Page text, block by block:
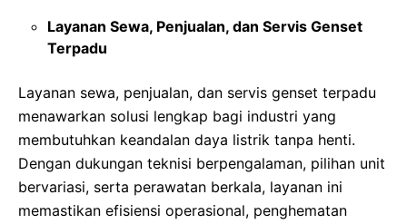
Layanan Sewa, Penjualan, dan Servis Genset
Terpadu
Layanan sewa, penjualan, dan servis genset terpadu
menawarkan solusi lengkap bagi industri yang
membutuhkan keandalan daya listrik tanpa henti.
Dengan dukungan teknisi berpengalaman, pilihan unit
bervariasi, serta perawatan berkala, layanan ini
memastikan efisiensi operasional, penghematan